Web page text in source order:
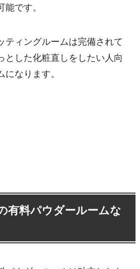
です。
ティングルームは完備されて
とした化粧直しをしたい人向
なります。
有料パウダールームな